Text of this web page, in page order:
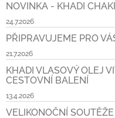
NOVINKA - KHADI
24.7.2026
PŘIPRAVUJEME PRO
21.7.2026
KHADI VLASOVÝ OLEJ
CESTOVNÍ BALENÍ
13.4.2026
VELIKONOČNÍ